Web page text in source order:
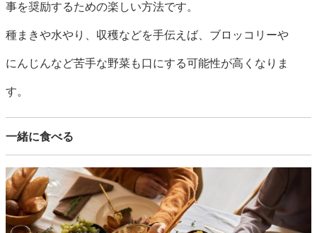
事を奨励するための楽しい方法です。
種まきや水やり、収穫などを手伝えば、ブロッコリーや
にんじんなど苦手な野菜も口にする可能性が高くなりま
す。
一緒に食べる